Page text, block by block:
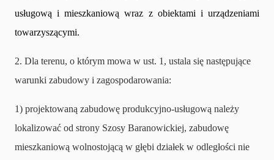
usługową i mieszkaniową wraz z obiektami i urządzeniami
towarzyszącymi.
2. Dla terenu, o którym mowa w ust. 1, ustala się następujące
warunki zabudowy i zagospodarowania:
1) projektowaną zabudowę produkcyjno-usługową należy
lokalizować od strony Szosy Baranowickiej, zabudowę
mieszkaniową wolnostojącą w głębi działek w odległości nie